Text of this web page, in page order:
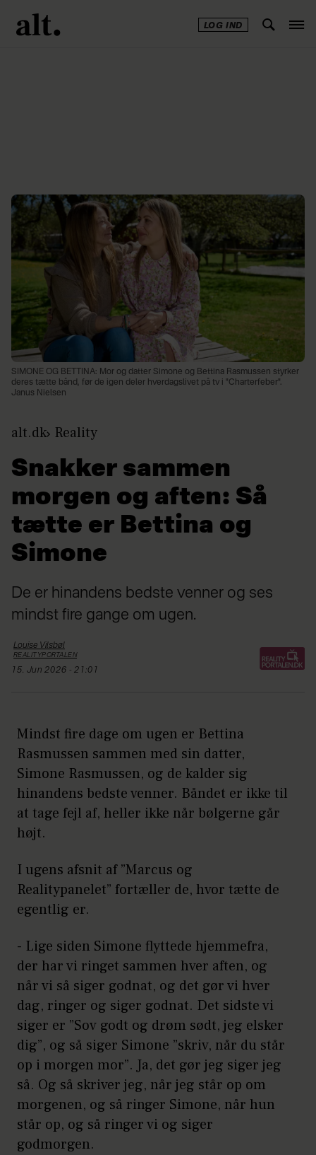
LOG IND
SIMONE OG BETTINA: Mor og datter Simone og Bettina Rasmussen styrker
deres tætte bånd, før de igen deler hverdagslivet på tv i "Charterfeber".
Janus Nielsen
alt.dk Reality
Snakker sammen
morgen og aften: Så
tætte er Bettina og
Simone
De er hinandens bedste venner og ses
mindst fire gange om ugen.
Louise Vilsbøl
REALITYPORTALEN
15. Jun 2026 - 21:01
Mindst fire dage om ugen er Bettina
Rasmussen sammen med sin datter,
Simone Rasmussen, og de kalder sig
hinandens bedste venner. Båndet er ikke til
at tage fejl af, heller ikke når bølgerne går
højt.
I ugens afsnit af ”Marcus og
Realitypanelet” fortæller de, hvor tætte de
egentlig er.
- Lige siden Simone flyttede hjemmefra,
der har vi ringet sammen hver aften, og
når vi så siger godnat, og det gør vi hver
dag, ringer og siger godnat. Det sidste vi
siger er ”Sov godt og drøm sødt, jeg elsker
dig”, og så siger Simone ”skriv, når du står
op i morgen mor”. Ja, det gør jeg siger jeg
så. Og så skriver jeg, når jeg står op om
morgenen, og så ringer Simone, når hun
står op, og så ringer vi og siger
godmorgen.